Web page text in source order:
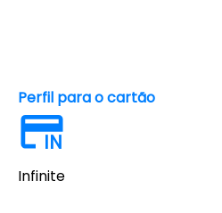
Perfil para o cartão
IN
Infinite